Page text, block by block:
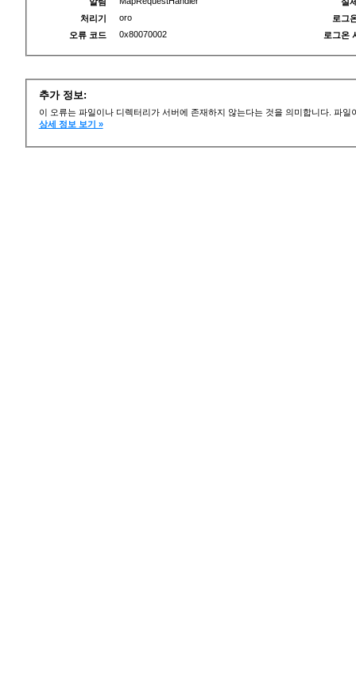
처리기
oro
오류 코드
0x80070002
로그
로그온
추가 정보:
이 오류는 파일이나 디렉터리가 서버에 존재하지 않는다는 것을 의미합니다. 파
상세 정보 보기 »